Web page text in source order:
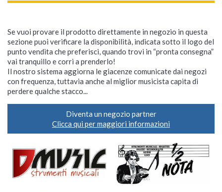
Se vuoi provare il prodotto direttamente in negozio in questa
sezione puoi verificare la disponibilità, indicata sotto il logo del
punto vendita che preferisci, quando trovi in “pronta consegna”
vai tranquillo e corri a prenderlo!
Il nostro sistema aggiorna le giacenze comunicate dai negozi
con frequenza, tuttavia anche al miglior musicista capita di
perdere qualche stacco...
Diventa un negozio partner
Clicca qui per maggiori informazioni